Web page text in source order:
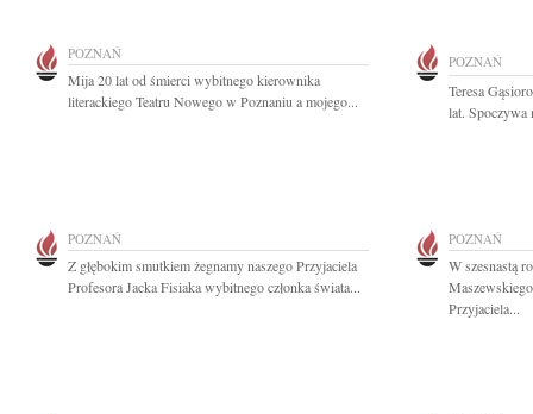
POZNAŃ
Mija 20 lat od śmierci wybitnego kierownika
literackiego Teatru Nowego w Poznaniu a mojego...
POZNAŃ
Teresa
lat. Spoczywa
POZNAŃ
Z głębokim smutkiem żegnamy naszego Przyjaciela
Profesora Jacka Fisiaka wybitnego członka świata...
POZNAŃ
W szesnastą
Przyjaciela...